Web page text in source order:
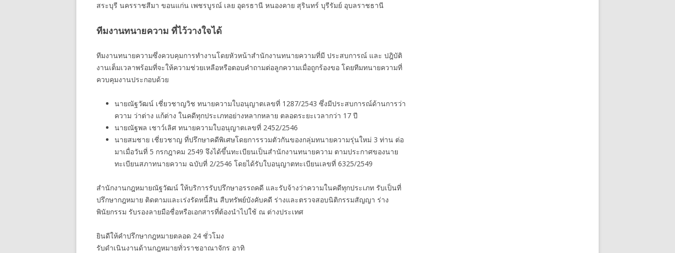
สระบุรี นครราชสีมา ขอนแก่น เพชรบูรณ์ เลย อุดรธานี หนองคาย สุรินทร์ บุรีรัมย์ อุบลราชธานี
ทีมงานทนายความ ที่ไว้วางใจได้
ทีมงานทนายความซึ่งควบคุมการทำงานโดยหัวหน้าสำนักงานทนายความที่มี ประสบการณ์ และ ปฎิบัติ
งานเต็มเวลาพร้อมที่จะให้ความช่วยเหลือหรือตอบคำถามต่อลูกความเมื่อถูกร้องขอ โดยทีมทนายความที่
ควบคุมงานประกอบด้วย
นายณัฐวัฒน์ เชี่ยวชาญวิช ทนายความใบอนุญาตเลขที่ 1287/2543 ซึ่งมีประสบการณ์ด้านการว่า
ความ ว่าต่าง แก้ต่าง ในคดีทุกประเภทอย่างหลากหลาย ตลอดระยะเวลากว่า 17 ปี
นายณัฐพล เชาว์เลิศ ทนายความใบอนุญาตเลขที่ 2452/2546
นายสมชาย เชี่ยวชาญ ที่ปรึกษาคดีพิเศษโดยการรวมตัวกันของกลุ่มทนายความรุ่นใหม่ 3 ท่าน ต่อ
มาเมื่อวันที่ 5 กรกฎาคม 2549 จึงได้ขึ้นทะเบียนเป็นสำนักงานทนายความ ตามประกาศของนาย
ทะเบียนสภาทนายความ ฉบับที่ 2/2546 โดยได้รับใบอนุญาตทะเบียนเลขที่ 6325/2549
สำนักงานกฎหมายณัฐวัฒน์ ให้บริการรับปรึกษาอรรถคดี และรับจ้างว่าความในคดีทุกประเภท รับเป็นที่
ปรึกษากฎหมาย ติดตามและเร่งรัดหนี้สิน สืบทรัพย์บังคับคดี ร่างและตรวจสอบนิติกรรมสัญญา ร่าง
พินัยกรรม รับรองลายมือชื่อหรือเอกสารที่ต้องนำไปใช้ ณ ต่างประเทศ
ยินดีให้คำปรึกษากฎหมายตลอด 24 ชั่วโมง
รับดำเนินงานด้านกฎหมายทั่วราชอาณาจักร อาทิ